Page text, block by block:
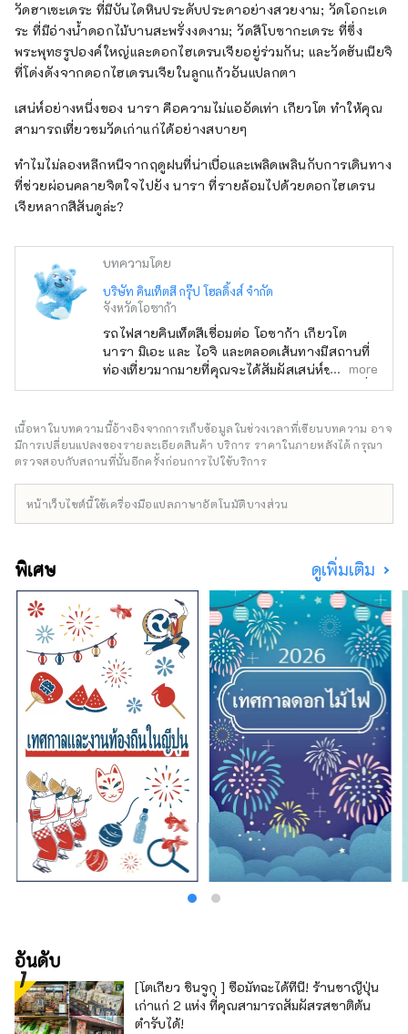
วัดฮาเซะเดระ ที่มีบันไดหินประดับประดาอย่างสวยงาม; วัดโอกะเด
ระ ที่มีอ่างน้ำดอกไม้บานสะพรั่งงดงาม; วัดสึโบซากะเดระ ที่ซึ่ง
พระพุทธรูปองค์ใหญ่และดอกไฮเดรนเจียอยู่ร่วมกัน; และวัดฮันเนียจิ
ที่โด่งดังจากดอกไฮเดรนเจียในลูกแก้วอันแปลกตา
เสน่ห์อย่างหนึ่งของ นารา คือความไม่แออัดเท่า เกียวโต ทำให้คุณ
สามารถเที่ยวชมวัดเก่าแก่ได้อย่างสบายๆ
ทำไมไม่ลองหลีกหนีจากฤดูฝนที่น่าเบื่อและเพลิดเพลินกับการเดินทาง
ที่ช่วยผ่อนคลายจิตใจไปยัง นารา ที่รายล้อมไปด้วยดอกไฮเดรน
เจียหลากสีสันดูล่ะ?
บทความโดย
บริษัท คินเท็ตสึ กรุ๊ป โฮลดิ้งส์ จำกัด
จังหวัดโอซาก้า
รถไฟสายคินเท็ตสึเชื่อมต่อ โอซาก้า เกียวโต
นารา มิเอะ และ ไอจิ และตลอดเส้นทางมีสถานที่
ท่องเที่ยวมากมายที่คุณจะได้สัมผัสเสน่ห์ของญี่ปุ่น
รวมถึงประวัติศาสตร์ ธรรมชาติ และวัฒนธรรม
สำหรับการเดินทางของคุณไปตามเส้นทางรถไฟ
คินเท็ตสึ รวมถึงสถานที่ท่องเที่ยวตามเส้นทาง
ร้านอาหารและโรงแรมที่แนะนำ และเคล็ดลับที่เป็น
ปกแสดงให้เห็นอ่าวอะโกะใน จังหวัดมิเอะ ซึ่งขึ้น
more
เนื้อหาในบทความนี้อ้างอิงจากการเก็บข้อมูลในช่วงเวลาที่เขียนบทความ อาจ
มีการเปลี่ยนแปลงของรายละเอียดสินค้า บริการ ราคาในภายหลังได้ กรุณา
ตรวจสอบกับสถานที่นั้นอีกครั้งก่อนการไปใช้บริการ
หน้าเว็บไซต์นี้ใช้เครื่องมือแปลภาษาอัตโนมัติบางส่วน
พิเศษ ดูเพิ่มเติม
อันดับ
[โตเกียว ชินจูกุ ] ซื้อมัทฉะได้ที่นี่! ร้านชาญี่ปุ่น
เก่าแก่ 2 แห่ง ที่คุณสามารถสัมผัสรสชาติต้น
ตำรับได้!